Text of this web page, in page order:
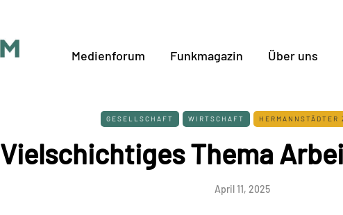
Medienforum Funkmagazin Über uns
GESELLSCHAFT WIRTSCHAFT HERMANNSTÄDTER
Vielschichtiges Thema
April 11, 2025